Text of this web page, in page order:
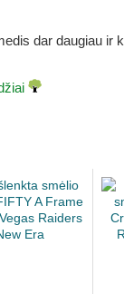
dar daugiau